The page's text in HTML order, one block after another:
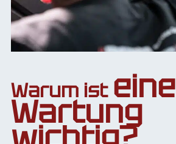
Warum ist eine
Wartung